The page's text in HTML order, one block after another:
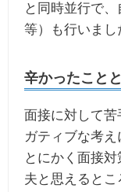
と同時並行で
等）も行いまし
辛かったこと
面接に対して
ガティブな考
とにかく面接
夫と思えると